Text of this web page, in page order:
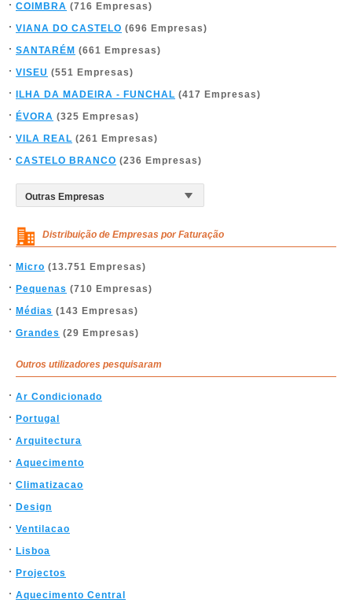
COIMBRA (716 Empresas)
VIANA DO CASTELO (696 Empresas)
SANTARÉM (661 Empresas)
VISEU (551 Empresas)
ILHA DA MADEIRA - FUNCHAL (417 Empresas)
ÉVORA (325 Empresas)
VILA REAL (261 Empresas)
CASTELO BRANCO (236 Empresas)
Distribuição de Empresas por Faturação
Micro (13.751 Empresas)
Pequenas (710 Empresas)
Médias (143 Empresas)
Grandes (29 Empresas)
Outros utilizadores pesquisaram
Ar Condicionado
Portugal
Arquitectura
Aquecimento
Climatizacao
Design
Ventilacao
Lisboa
Projectos
Aquecimento Central